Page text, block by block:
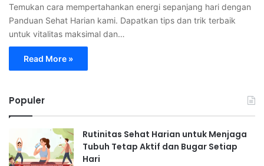
Temukan cara mempertahankan energi sepanjang hari dengan
Panduan Sehat Harian kami. Dapatkan tips dan trik terbaik
untuk vitalitas maksimal dan…
Read More »
Populer
Rutinitas Sehat Harian untuk Menjaga
Tubuh Tetap Aktif dan Bugar Setiap
Hari